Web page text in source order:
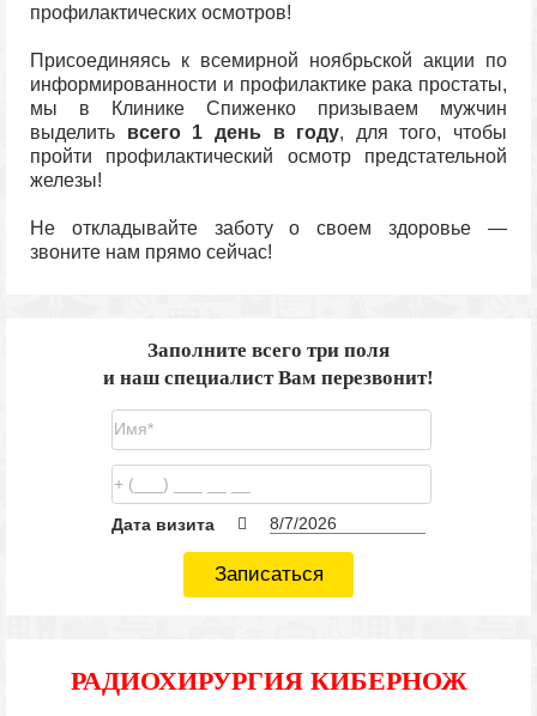
профилактических осмотров!
Присоединяясь к всемирной ноябрьской акции по
информированности и профилактике рака простаты,
мы в Клинике Спиженко призываем мужчин
выделить всего 1 день в году, для того, чтобы
пройти профилактический осмотр предстательной
железы!
Не откладывайте заботу о своем здоровье —
звоните нам прямо сейчас!
Заполните всего три поля
и наш специалист Вам перезвонит!
Дата визита
Записаться
РАДИОХИРУРГИЯ КИБЕРНОЖ